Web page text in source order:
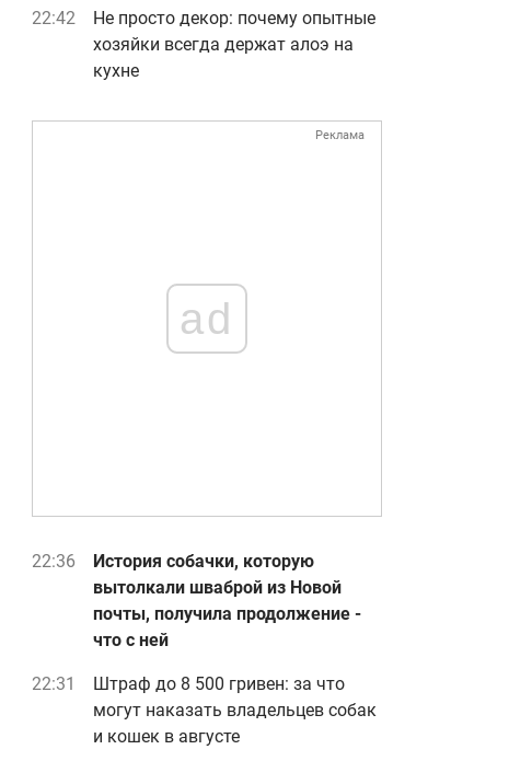
22:42
Не просто декор: почему опытные
хозяйки всегда держат алоэ на
кухне
Реклама
ad
22:36
История собачки, которую
вытолкали шваброй из Новой
почты, получила продолжение -
что с ней
22:31
Штраф до 8 500 гривен: за что
могут наказать владельцев собак
и кошек в августе